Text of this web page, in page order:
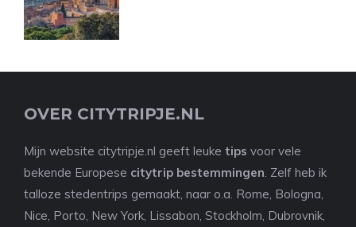
OVER CITYTRIPJE.NL
Mijn website citytripje.nl geeft leuke tips voor vele
bekende Europese citytrip bestemmingen. Zelf heb ik
talloze stedentrips gemaakt, naar o.a. Rome, Bologna,
Nice, Porto, New York, Lissabon, Stockholm, Dubrovnik,